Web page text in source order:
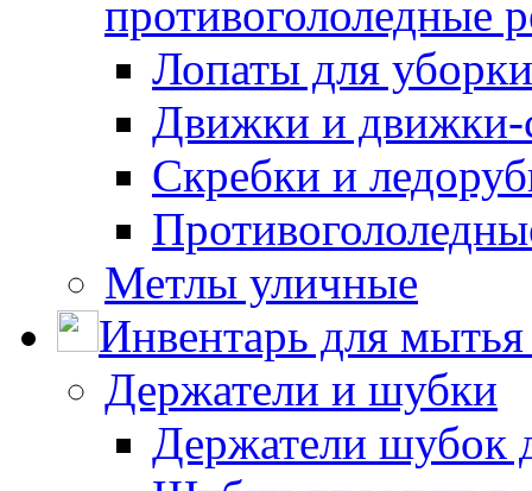
противогололедные
Лопаты для
Движки и движки-
Скребки и
Метлы уличные
Инвентарь для мытья
Держатели и шубки
Держатели шубок